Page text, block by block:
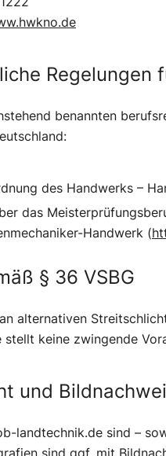
Regelungen
benannten
des Handwerks –
das
Handwerk (
§ 36 VSBG
alternativen
stellt keine zwingende
und
landtechnik.de sind –
sind ggf. mit